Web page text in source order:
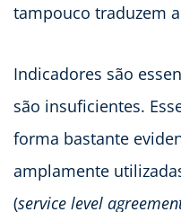
tampouco traduzem
Indicadores são
são insuficientes.
forma bastante
amplamente
(service level